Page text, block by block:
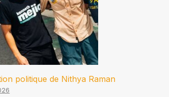
politique de Nithya Raman